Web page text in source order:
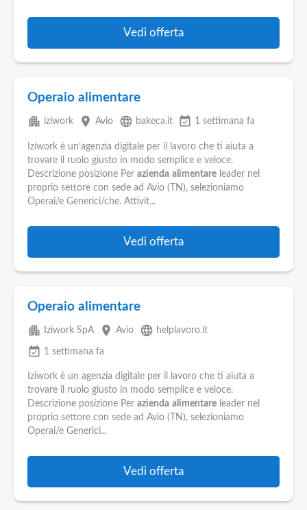
Vedi offerta
Operaio alimentare
apartment iziwork place Avio language bakeca.it event_available 1 settimana fa
Iziwork è un’agenzia digitale per il lavoro che ti aiuta a
trovare il ruolo giusto in modo semplice e veloce.
Descrizione posizione Per azienda alimentare leader nel
proprio settore con sede ad Avio (TN), selezioniamo
Operai/e Generici/che. Attivit...
Vedi offerta
Operaio alimentare
apartment Iziwork SpA place Avio language helplavoro.it
event_available 1 settimana fa
Iziwork è un agenzia digitale per il lavoro che ti aiuta a
trovare il ruolo giusto in modo semplice e veloce.
Descrizione posizione Per azienda alimentare leader nel
proprio settore con sede ad Avio (TN), selezioniamo
Operai/e Generici...
Vedi offerta